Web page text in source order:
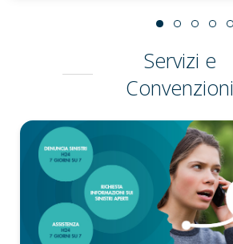
Servizi e
Convenzioni